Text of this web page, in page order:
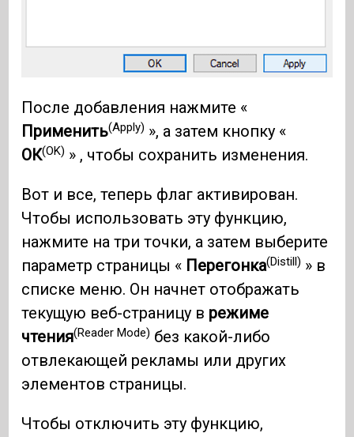
После добавления нажмите «
Применить(Apply) », а затем кнопку «
ОК(OK) » , чтобы сохранить изменения.
Вот и все, теперь флаг активирован.
Чтобы использовать эту функцию,
нажмите на три точки, а затем выберите
параметр страницы « Перегонка(Distill) » в
списке меню. Он начнет отображать
текущую веб-страницу в режиме
чтения(Reader Mode) без какой-либо
отвлекающей рекламы или других
элементов страницы.
Чтобы отключить эту функцию,